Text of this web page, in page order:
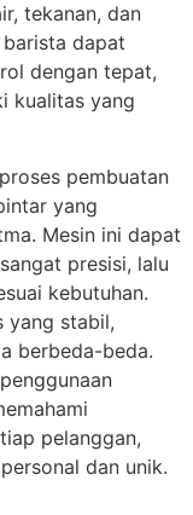
tekanan, dan
dapat
dengan tepat,
kualitas yang
pembuatan
yang
Mesin ini dapat
presisi, lalu
kebutuhan.
yang stabil,
berbeda-beda.
pelanggan,
dan unik.